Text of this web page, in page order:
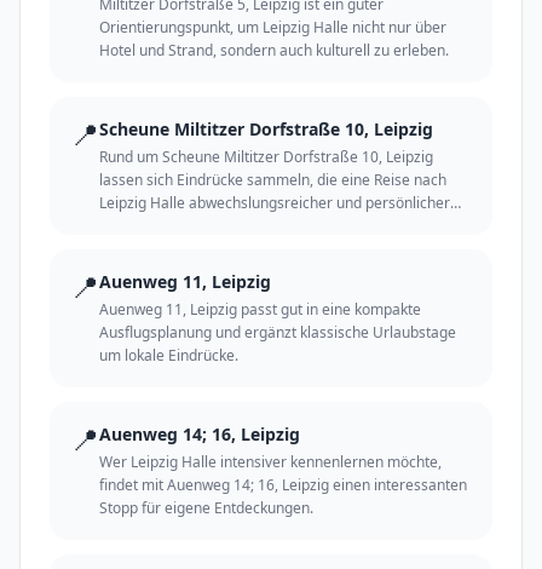
Orientierungspunkt, um Leipzig Halle nicht nur über
Hotel und Strand, sondern auch kulturell zu erleben.
📍Scheune Miltitzer Dorfstraße 10, Leipzig
Rund um Scheune Miltitzer Dorfstraße 10, Leipzig
lassen sich Eindrücke sammeln, die eine Reise nach
Leipzig Halle abwechslungsreicher und persönlicher
📍Auenweg 11, Leipzig
Auenweg 11, Leipzig passt gut in eine kompakte
Ausflugsplanung und ergänzt klassische Urlaubstage
um lokale Eindrücke.
📍Auenweg 14; 16, Leipzig
Wer Leipzig Halle intensiver kennenlernen möchte,
findet mit Auenweg 14; 16, Leipzig einen interessanten
Stopp für eigene Entdeckungen.